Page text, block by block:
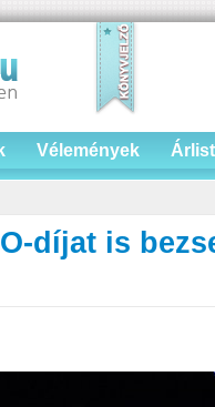
Vélemények
díjat is